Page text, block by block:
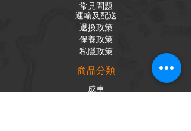
常見問題
運輸及配送
退換政策
保養政策
私隱政策
​商品分類
成車